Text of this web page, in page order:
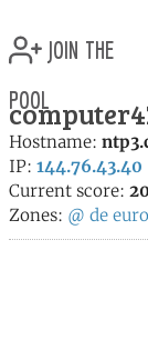
join the
pool
Hostname:
IP: 144.76.43.40
Current score:
Zones: @ de